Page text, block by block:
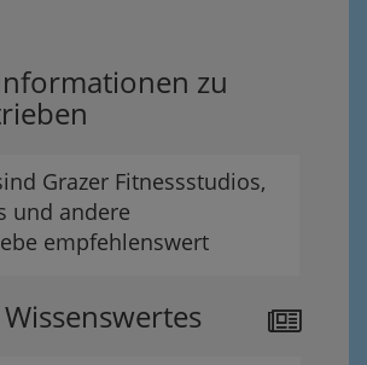
zu
Grazer Fitnessstudios,
und andere
empfehlenswert